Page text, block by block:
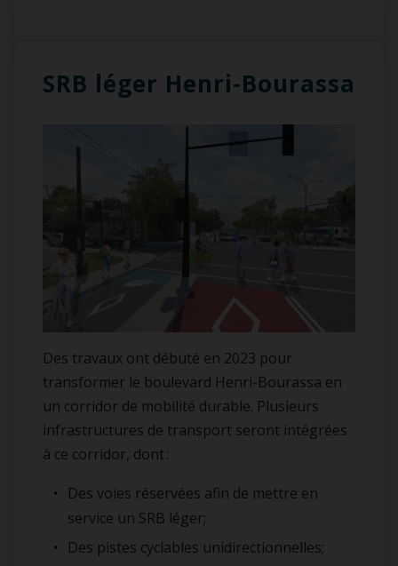
SRB léger Henri-Bourassa
Des travaux ont débuté en 2023 pour
transformer le boulevard Henri-Bourassa en
un corridor de mobilité durable. Plusieurs
infrastructures de transport seront intégrées
à ce corridor, dont :
Des voies réservées afin de mettre en
service un SRB léger;
Des pistes cyclables unidirectionnelles;